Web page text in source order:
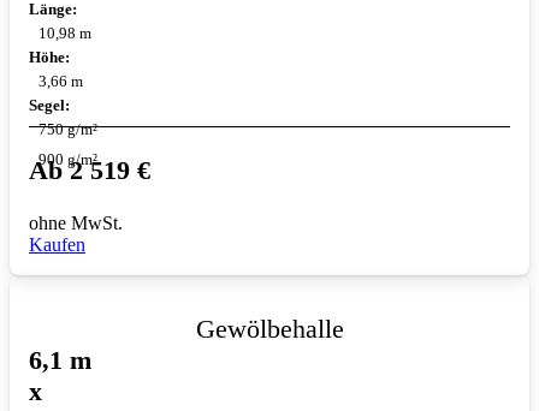
Länge:
10,98 m
Höhe:
3,66 m
Segel:
750 g/m²
900 g/m²
Ab2 519 €
ohne MwSt.
Kaufen
Gewölbehalle
6,1 m
x